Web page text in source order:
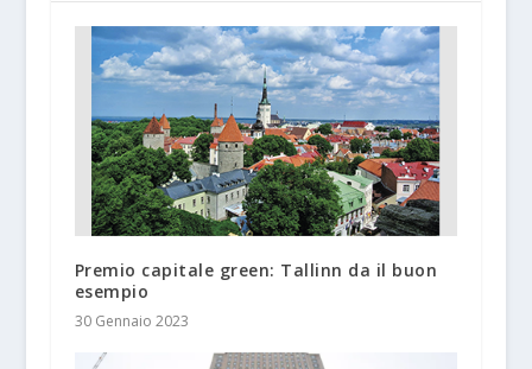
Premio capitale green: Tallinn da il buon
esempio
30 Gennaio 2023